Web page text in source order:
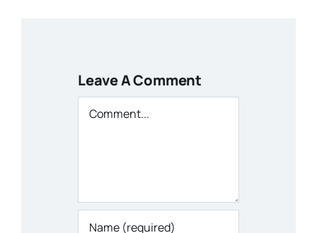
Leave A Comment
Comment